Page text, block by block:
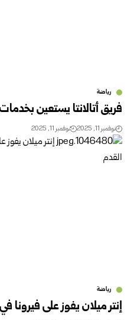
رياضة
فريق أتالانتا يستعين
نوفمبر 11, 2025 نوفمبر 11, 2025
رياضة
إنتر ميلان يفوز على فيرونا